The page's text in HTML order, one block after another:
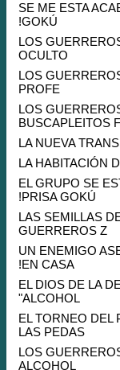
📃 SE ME ESTA
GOKÚ!
📃 LOS
OCULTO
📃 LOS
PROFE
📃 LOS
BUSCAPLEITOS
📃 EL GRUPO SE
PRISA GOKÚ!
📃 LAS SEMILLAS
GUERREROS Z
📃 UN ENEMIGO
EN CASA!
📃 EL DIOS DE LA
ALCOHOL"
📃 EL TORNEO
LAS PEDAS
📃 LOS
ALCOHOL